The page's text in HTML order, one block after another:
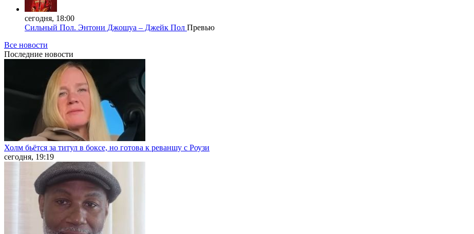
сегодня, 18:00
Сильный Пол. Энтони Джошуа – Джейк Пол Превью
Все новости
Последние новости
Холм бьётся за титул в боксе, но готова к реваншу с Роузи
сегодня, 19:19